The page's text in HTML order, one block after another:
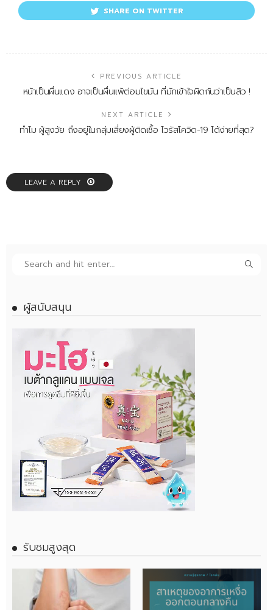
SHARE ON TWITTER
PREVIOUS ARTICLE
หน้าเป็นผื่นแดง อาจเป็นผื่นแพ้ต่อมไขมัน ที่มักเข้าใจผิดกันว่าเป็นสิว !
NEXT ARTICLE
ทำไม ผู้สูงวัย ถึงอยู่ในกลุ่มเสี่ยงผู้ติดเชื้อ ไวรัสโควิด-19 ได้ง่ายที่สุด?
LEAVE A REPLY
ผู้สนับสนุน
รับชมสูงสุด